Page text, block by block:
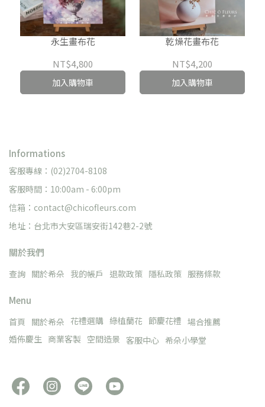
永生畫布花
NT$4,800
加入購物車
乾燥花畫布花
NT$4,200
加入購物車
Informations
客服專線：(02)2704-8108
客服時間：10:00am - 6:00pm
信箱：contact@chicofleurs.com
地址：台北市大安區瑞安街142巷2-2號
關於我們
查詢 關於希朵 我的帳戶 退款政策 隱私政策 服務條款
Menu
首頁 關於希朵 花禮選購 綠植蘭花 節慶花禮 場合推薦
婚佈慶生 商業客製 空間造景 客服中心 希朵小學堂